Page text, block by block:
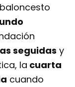
seguidas y
la cuarta
cuando